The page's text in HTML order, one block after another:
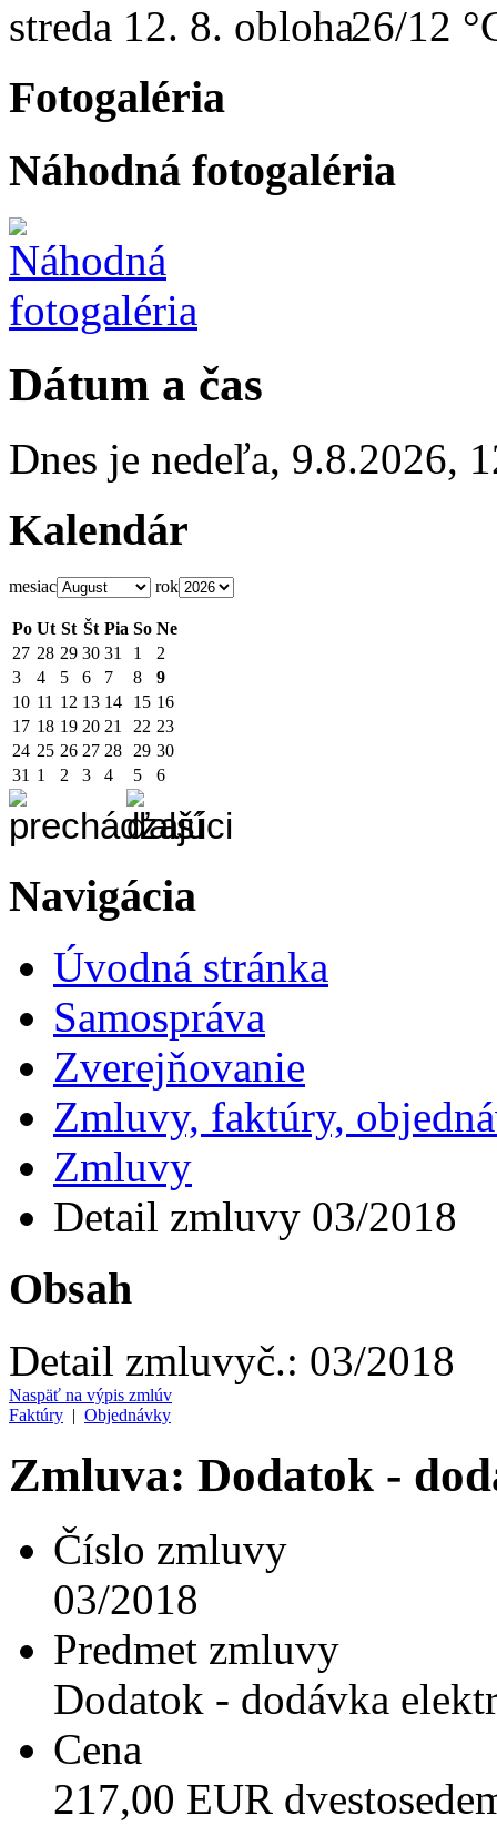
streda 12. 8. 26/12
Fotogaléria
Náhodná fotogaléria
Dátum a čas
Dnes je nedeľa, 9.8.2026,
Kalendár
mesiac rok
Po Ut St Št Pia So Ne
27 28 29 30 31 1
2
3
4 5 6 7 8
9
10 11 12 13 14 15 16
17 18 19 20 21 22 23
24 25 26 27 28 29 30
31 1 2 3 4 5 6
Navigácia
Úvodná stránka
Samospráva
Zverejňovanie
Zmluvy, faktúry,
Zmluvy
Detail zmluvy 03/2018
Obsah
Detail zmluvyč.: 03/2018
Naspäť na výpis zmlúv
Faktúry | Objednávky
Zmluva: Dodatok -
Číslo zmluvy
03/2018
Predmet zmluvy
Dodatok - dodávka
Cena
217,00 EUR